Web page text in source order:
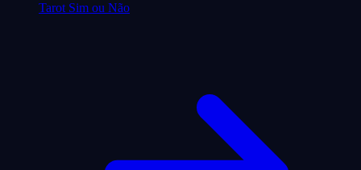
Tarot Sim ou Não